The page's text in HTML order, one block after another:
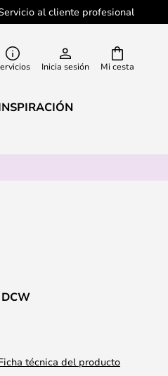
al cliente profesional
Mi cesta
Inicia sesión
técnica del producto